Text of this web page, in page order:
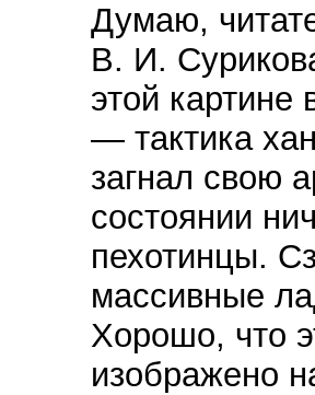
Думаю,
В. И.
этой картине
— тактика
загнал свою
состоянии
пехотинцы.
массивные
Хорошо, что
изображено